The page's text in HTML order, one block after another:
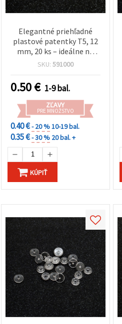
Elegantné priehľadné
plastové patentky T5, 12
mm, 20 ks – ideálne na
neviditeľné zapínanie,
kreatívne DIY šitie
SKU: 591000
0.50€ 1-9 bal.
ZĽAVY
PRE MNOŽSTVO
0.40 €- 20 %10-19 bal.
0.35 €- 30 % 20 bal. +
KÚPIŤ